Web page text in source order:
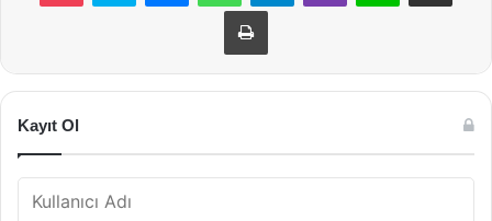
Yazdır
Kayıt Ol